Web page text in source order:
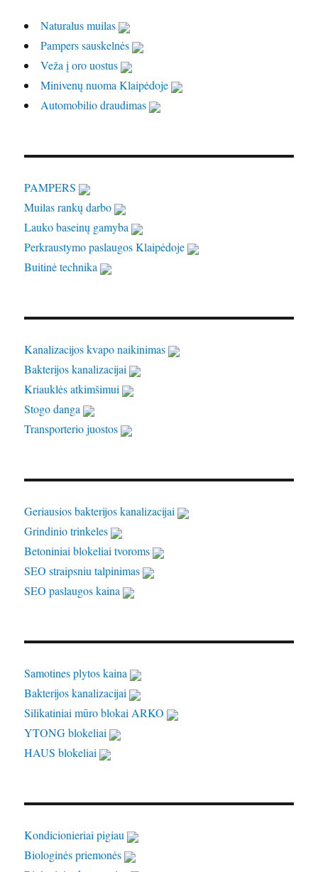
Naturalus muilas
Pampers sauskelnės
Veža į oro uostus
Minivenų nuoma Klaipėdoje
Automobilio draudimas
PAMPERS
Muilas rankų darbo
Lauko baseinų gamyba
Perkraustymo paslaugos Klaipėdoje
Buitinė technika
Kanalizacijos kvapo naikinimas
Bakterijos kanalizacijai
Kriauklės atkimšimui
Stogo danga
Transporterio juostos
Geriausios bakterijos kanalizacijai
Grindinio trinkeles
Betoniniai blokeliai tvoroms
SEO straipsniu talpinimas
SEO paslaugos kaina
Samotines plytos kaina
Bakterijos kanalizacijai
Silikatiniai mūro blokai ARKO
YTONG blokeliai
HAUS blokeliai
Kondicionieriai pigiau
Biologinės priemonės